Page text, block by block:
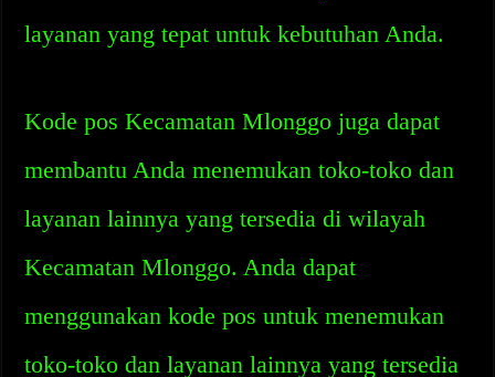
layanan yang tepat untuk kebutuhan Anda.
Kode pos Kecamatan Mlonggo juga dapat
membantu Anda menemukan toko-toko dan
layanan lainnya yang tersedia di wilayah
Kecamatan Mlonggo. Anda dapat
menggunakan kode pos untuk menemukan
toko-toko dan layanan lainnya yang tersedia